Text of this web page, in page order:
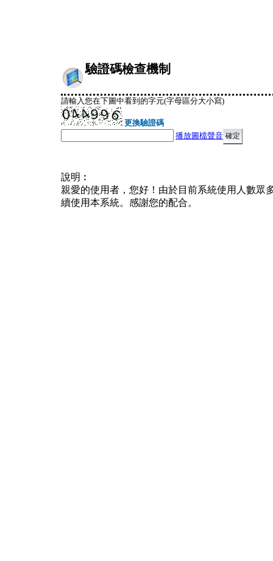
驗證碼檢查機制
請輸入您在下圖中看到的字元(字母區分大小寫)
更換驗證碼
播放圖檔聲音
說明︰
親愛的使用者，您好！由於目前系統使用人數眾
續使用本系統。感謝您的配合。